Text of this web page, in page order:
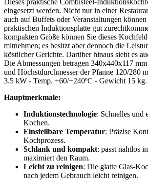
Dieses praktische Combisteel-
eingesetzt werden. Nicht nur in einer
auch auf Buffets oder Veranstaltungen
praktischen Induktionsplatte gut
kompakten Größe können Sie dieses
mitnehmen; es besitzt aber dennoch die
köstlicher Gerichte. Darüber hinaus sieht es
Die Abmessungen betragen 340x440x117
und Höchstdurchmesser der Pfanne 120/280
3.5 kW - Temp. +60/+240ºC - Gewicht 15 kg.
Hauptmerkmale:
Induktionstechnologie: Schnelles und
Kochen.
Einstellbare Temperatur: Präzise
Kochprozess.
Schlank und kompakt: passt nahtlos
maximiert den Raum.
Leicht zu reinigen: Die glatte Glas-
nach jedem Gebrauch leicht reinigen.